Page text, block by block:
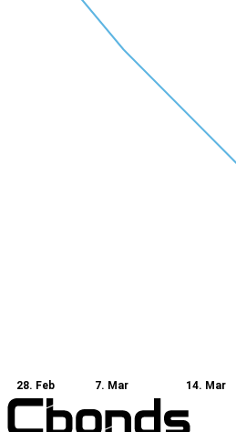
28. Feb 7. Mar 14. Mar